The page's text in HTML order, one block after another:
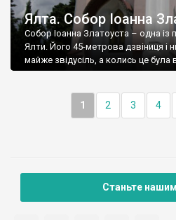
Ялта. Собор Іоанна
Собор Іоанна Златоуста – одна
Ялти. Його 45-метрова дзвіниця і
майже звідусіль, а колись це була
1 2 3 4
Станьте